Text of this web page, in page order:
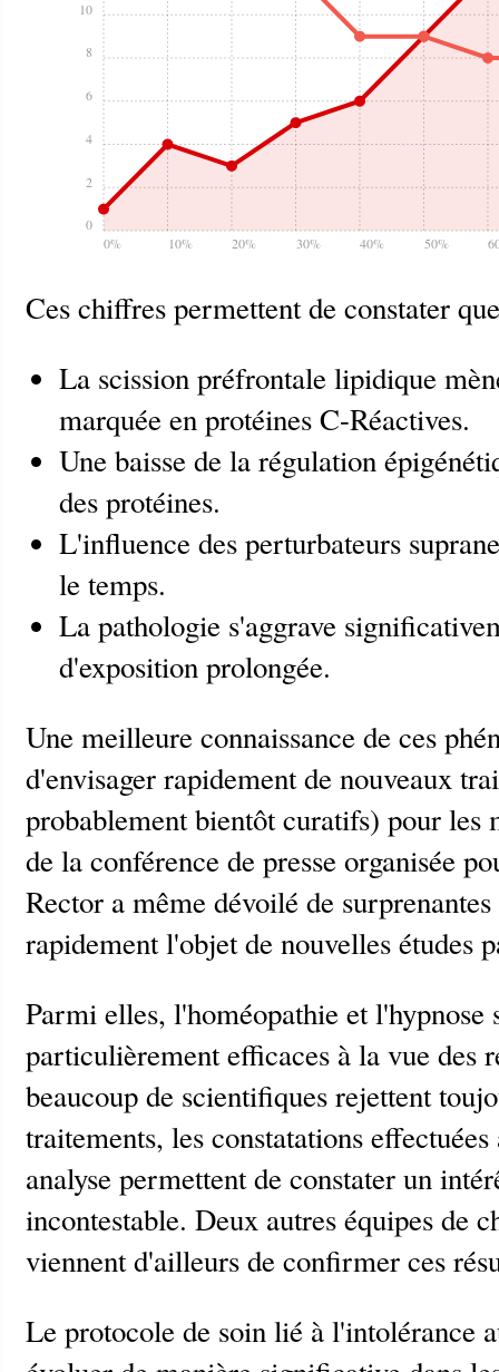
0% 10% 20% 30% 40% 50%
0
2
4
6
8
10
Ces chiffres permettent de constater
La scission préfrontale lipidique
marquée en protéines C-Réactives.
Une baisse de la régulation
des protéines.
L'influence des perturbateurs
le temps.
La pathologie s'aggrave
d'exposition prolongée.
Une meilleure connaissance de ces
d'envisager rapidement de nouveaux
probablement bientôt curatifs) pour les
de la conférence de presse organisée
Rector a même dévoilé de
rapidement l'objet de nouvelles études
Parmi elles, l'homéopathie et l'hypnose
particulièrement efficaces à la vue des
beaucoup de scientifiques rejettent
traitements, les constatations
analyse permettent de constater un
incontestable. Deux autres équipes de
viennent d'ailleurs de confirmer ces
Le protocole de soin lié à l'intolérance